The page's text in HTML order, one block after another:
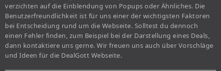
verzichten auf die Einblendung von Popups oder Ähnliches. Die
Benutzerfreundlichkeit ist für uns einer der wichtigsten Faktoren
bei Entscheidung rund um die Webseite. Solltest du dennoch
einen Fehler finden, zum Beispiel bei der Darstellung eines Deals,
dann kontaktiere uns gerne. Wir freuen uns auch über Vorschläge
und Ideen für die DealGott Webseite.